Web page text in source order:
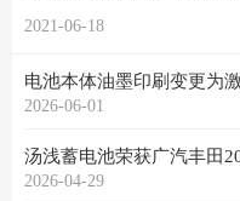
2021-06-18
电池本体油墨印刷变更为
2026-06-01
汤浅蓄电池荣获广汽丰田
2026-04-29